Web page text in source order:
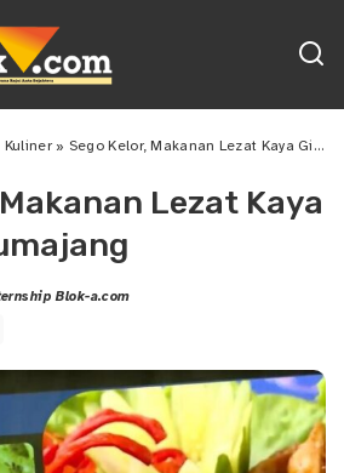
Kuliner» Sego Kelor, Makanan Lezat Kaya Gizi Khas Lumajang
Lezat Kaya
Blok-a.com